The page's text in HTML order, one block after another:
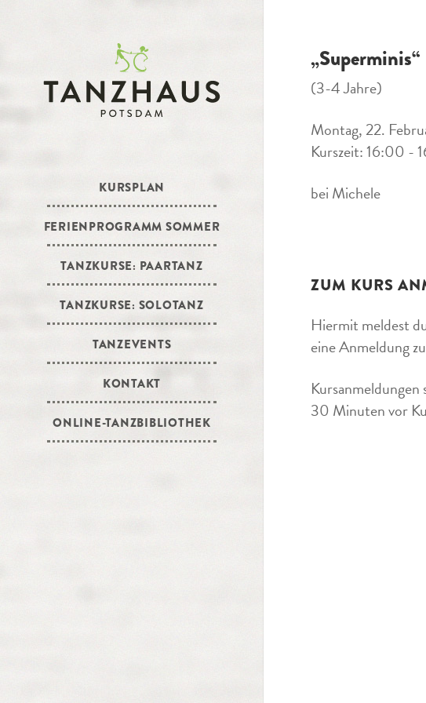
KURSPLAN
FERIENPROGRAMM SOMMER
TANZKURSE: PAARTANZ
TANZKURSE: SOLOTANZ
TANZEVENTS
KONTAKT
ONLINE-TANZBIBLIOTHEK
„Superminis“
(3-4 Jahre)
Montag, 22.
Kurszeit: 16:00 -
bei Michele
ZUM KURS
Hiermit meldest
eine Anmeldung
30 Minuten vor